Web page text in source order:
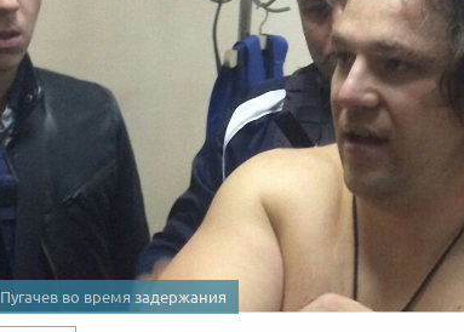
Пугачев во время задержания